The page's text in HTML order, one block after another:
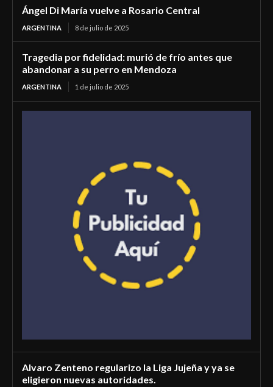
Ángel Di María vuelve a Rosario Central
ARGENTINA 8 de julio de 2025
Tragedia por fidelidad: murió de frío antes que
abandonar a su perro en Mendoza
ARGENTINA 1 de julio de 2025
Alvaro Zenteno regularizo la Liga Jujeña y ya se
eligieron nuevas autoridades.